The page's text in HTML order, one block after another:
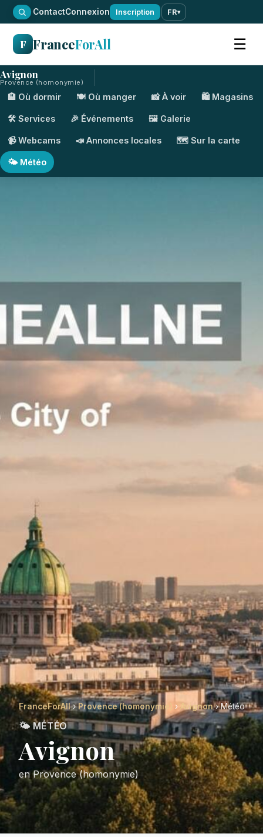
·ContactConnexion Inscription FR▾
F FranceForAll ☰
Avignon
Provence (homonymie)
🏨 Où dormir 🍽️ Où manger 📸 À voir 🛍️ Magasins
🛠️ Services 🎉 Événements 🖼️ Galerie
📹 Webcams 📣 Annonces locales 🗺️ Sur la carte
🌤️ Météo
FranceForAll›Provence (homonymie) › Avignon› Météo
🌤️ MÉTÉO
Avignon
en Provence (homonymie)